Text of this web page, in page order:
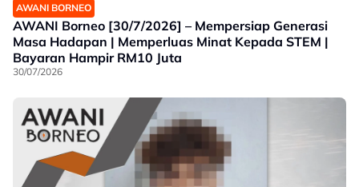
AWANI BORNEO
AWANI Borneo [30/7/2026] – Mempersiap Generasi
Masa Hadapan | Memperluas Minat Kepada STEM |
Bayaran Hampir RM10 Juta
30/07/2026